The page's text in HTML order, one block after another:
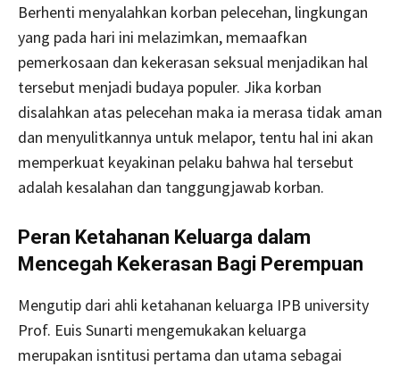
Berhenti menyalahkan korban pelecehan, lingkungan
yang pada hari ini melazimkan, memaafkan
pemerkosaan dan kekerasan seksual menjadikan hal
tersebut menjadi budaya populer. Jika korban
disalahkan atas pelecehan maka ia merasa tidak aman
dan menyulitkannya untuk melapor, tentu hal ini akan
memperkuat keyakinan pelaku bahwa hal tersebut
adalah kesalahan dan tanggungjawab korban.
Peran Ketahanan Keluarga dalam
Mencegah Kekerasan Bagi Perempuan
Mengutip dari ahli ketahanan keluarga IPB university
Prof. Euis Sunarti mengemukakan keluarga
merupakan isntitusi pertama dan utama sebagai